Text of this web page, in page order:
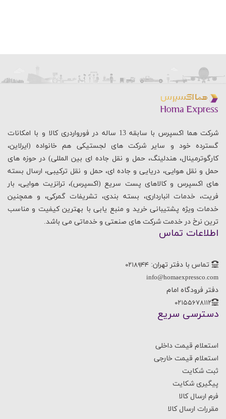
شرکت هما اکسپرس با سابقه 13 ساله در فورواردری کالا و با امکانات
گسترده خود و سایر شرکت های لجستیکی هم خانواده (ایرلاین،
کارگوترمینال، هندلینگ، حمل و نقل جاده ای بین المللی) در حوزه های
حمل و نقل هوایی، دریایی و جاده ای، حمل و نقل ترکیبی، ارسال بسته
های اکسپرس و کالاهای پست سریع (اکسپرس)، ترانزیت هوایی، بار
فریت، خدمات انبارداری، بسته بندی، تشریفات گمرکی، و همچنین
خدمات ویژه پشتیبانی خرید و منبع یابی با بهترین کیفیت و مناسب
ترین نرخ در خدمت شرکت های صنعتی و خدماتی می باشد.
اطلاعات تماس
تماس با دفتر تهران: ۰۲۱۸۹۴۴
info@homaexpressco.com
دفتر فرودگاه امام
۰۲۱۵۵۶۷۸۱۱۲
دسترسی سریع
استعلام قیمت داخلی
استعلام قیمت خارجی
ثبت شکایت
پیگیری شکایت
فرم ارسال کالا
مقررات ارسال کالا